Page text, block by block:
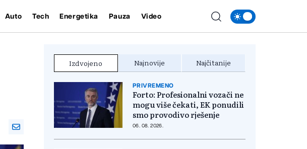
Auto Tech Energetika Pauza Video
Izdvojeno Najnovije Najčitanije
PRIVREMENO
Forto: Profesionalni vozači ne
mogu više čekati, EK ponudili
smo provodivo rješenje
06. 08. 2026.